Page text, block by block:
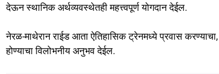
देऊन स्थानिक अर्थव्यवस्थेतही महत्त्वपूर्ण योगदान देईल.
नेरळ-माथेरान राईड आता ऐतिहासिक ट्रेनमध्ये प्रवास
होण्याचा विलोभनीय अनुभव देईल.